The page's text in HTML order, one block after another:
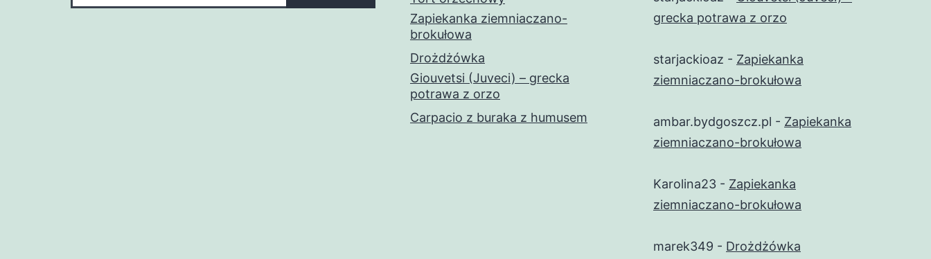
Zapiekanka ziemniaczano-
brokułowa
Drożdżówka
Giouvetsi (Juveci) – grecka
potrawa z orzo
Carpacio z buraka z humusem
grecka potrawa z orzo
starjackioaz - Zapiekanka
ziemniaczano-brokułowa
ambar.bydgoszcz.pl - Zapiekanka
ziemniaczano-brokułowa
Karolina23 - Zapiekanka
ziemniaczano-brokułowa
marek349 - Drożdżówka